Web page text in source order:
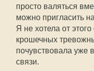
просто валяться
можно пригласить
Я не хотела от
крошечных
почувствовала уже
связи.